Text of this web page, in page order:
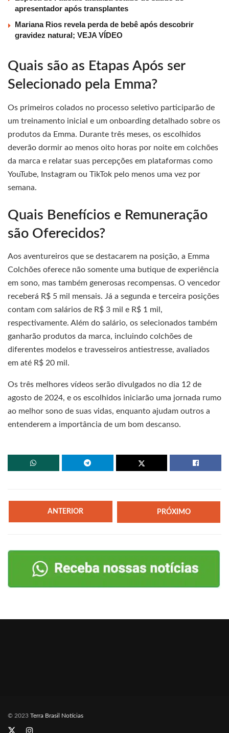
apresentador após transplantes
Mariana Rios revela perda de bebê após descobrir
gravidez natural; VEJA VÍDEO
Quais são as Etapas Após ser
Selecionado pela Emma?
Os primeiros colados no processo seletivo participarão de
um treinamento inicial e um onboarding detalhado sobre os
produtos da Emma. Durante três meses, os escolhidos
deverão dormir ao menos oito horas por noite em colchões
da marca e relatar suas percepções em plataformas como
YouTube, Instagram ou TikTok pelo menos uma vez por
semana.
Quais Benefícios e Remuneração
são Oferecidos?
Aos aventureiros que se destacarem na posição, a Emma
Colchões oferece não somente uma butique de experiência
em sono, mas também generosas recompensas. O vencedor
receberá R$ 5 mil mensais. Já a segunda e terceira posições
contam com salários de R$ 3 mil e R$ 1 mil,
respectivamente. Além do salário, os selecionados também
ganharão produtos da marca, incluindo colchões de
diferentes modelos e travesseiros antiestresse, avaliados
em até R$ 20 mil.
Os três melhores vídeos serão divulgados no dia 12 de
agosto de 2024, e os escolhidos iniciarão uma jornada rumo
ao melhor sono de suas vidas, enquanto ajudam outros a
entenderem a importância de um bom descanso.
ANTERIOR PRÓXIMO
© 2023 Terra Brasil Notícias